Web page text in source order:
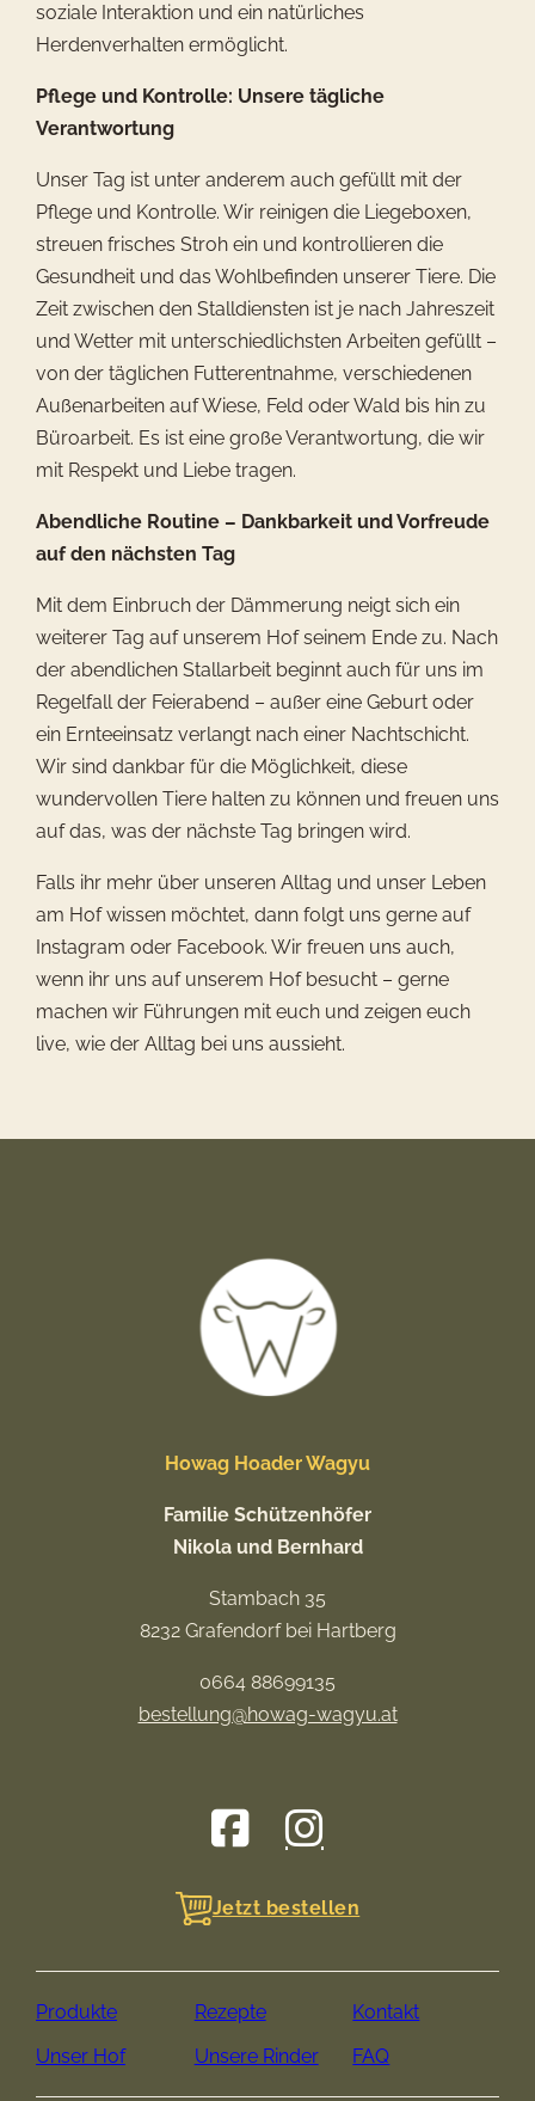
soziale Interaktion und ein natürliches
Herdenverhalten ermöglicht.
Pflege und Kontrolle: Unsere tägliche
Verantwortung
Unser Tag ist unter anderem auch gefüllt mit der
Pflege und Kontrolle. Wir reinigen die Liegeboxen,
streuen frisches Stroh ein und kontrollieren die
Gesundheit und das Wohlbefinden unserer Tiere. Die
Zeit zwischen den Stalldiensten ist je nach Jahreszeit
und Wetter mit unterschiedlichsten Arbeiten gefüllt –
von der täglichen Futterentnahme, verschiedenen
Außenarbeiten auf Wiese, Feld oder Wald bis hin zu
Büroarbeit. Es ist eine große Verantwortung, die wir
mit Respekt und Liebe tragen.
Abendliche Routine – Dankbarkeit und Vorfreude
auf den nächsten Tag
Mit dem Einbruch der Dämmerung neigt sich ein
weiterer Tag auf unserem Hof seinem Ende zu. Nach
der abendlichen Stallarbeit beginnt auch für uns im
Regelfall der Feierabend – außer eine Geburt oder
ein Ernteeinsatz verlangt nach einer Nachtschicht.
Wir sind dankbar für die Möglichkeit, diese
wundervollen Tiere halten zu können und freuen uns
auf das, was der nächste Tag bringen wird.
Falls ihr mehr über unseren Alltag und unser Leben
am Hof wissen möchtet, dann folgt uns gerne auf
Instagram oder Facebook. Wir freuen uns auch,
wenn ihr uns auf unserem Hof besucht – gerne
machen wir Führungen mit euch und zeigen euch
live, wie der Alltag bei uns aussieht.
Howag Hoader Wagyu
Familie Schützenhöfer
Nikola und Bernhard
Stambach 35
8232 Grafendorf bei Hartberg
0664 88699135
bestellung@howag-wagyu.at
Jetzt bestellen
Produkte Rezepte
Kontakt
Unser Hof
Unsere Rinder FAQ